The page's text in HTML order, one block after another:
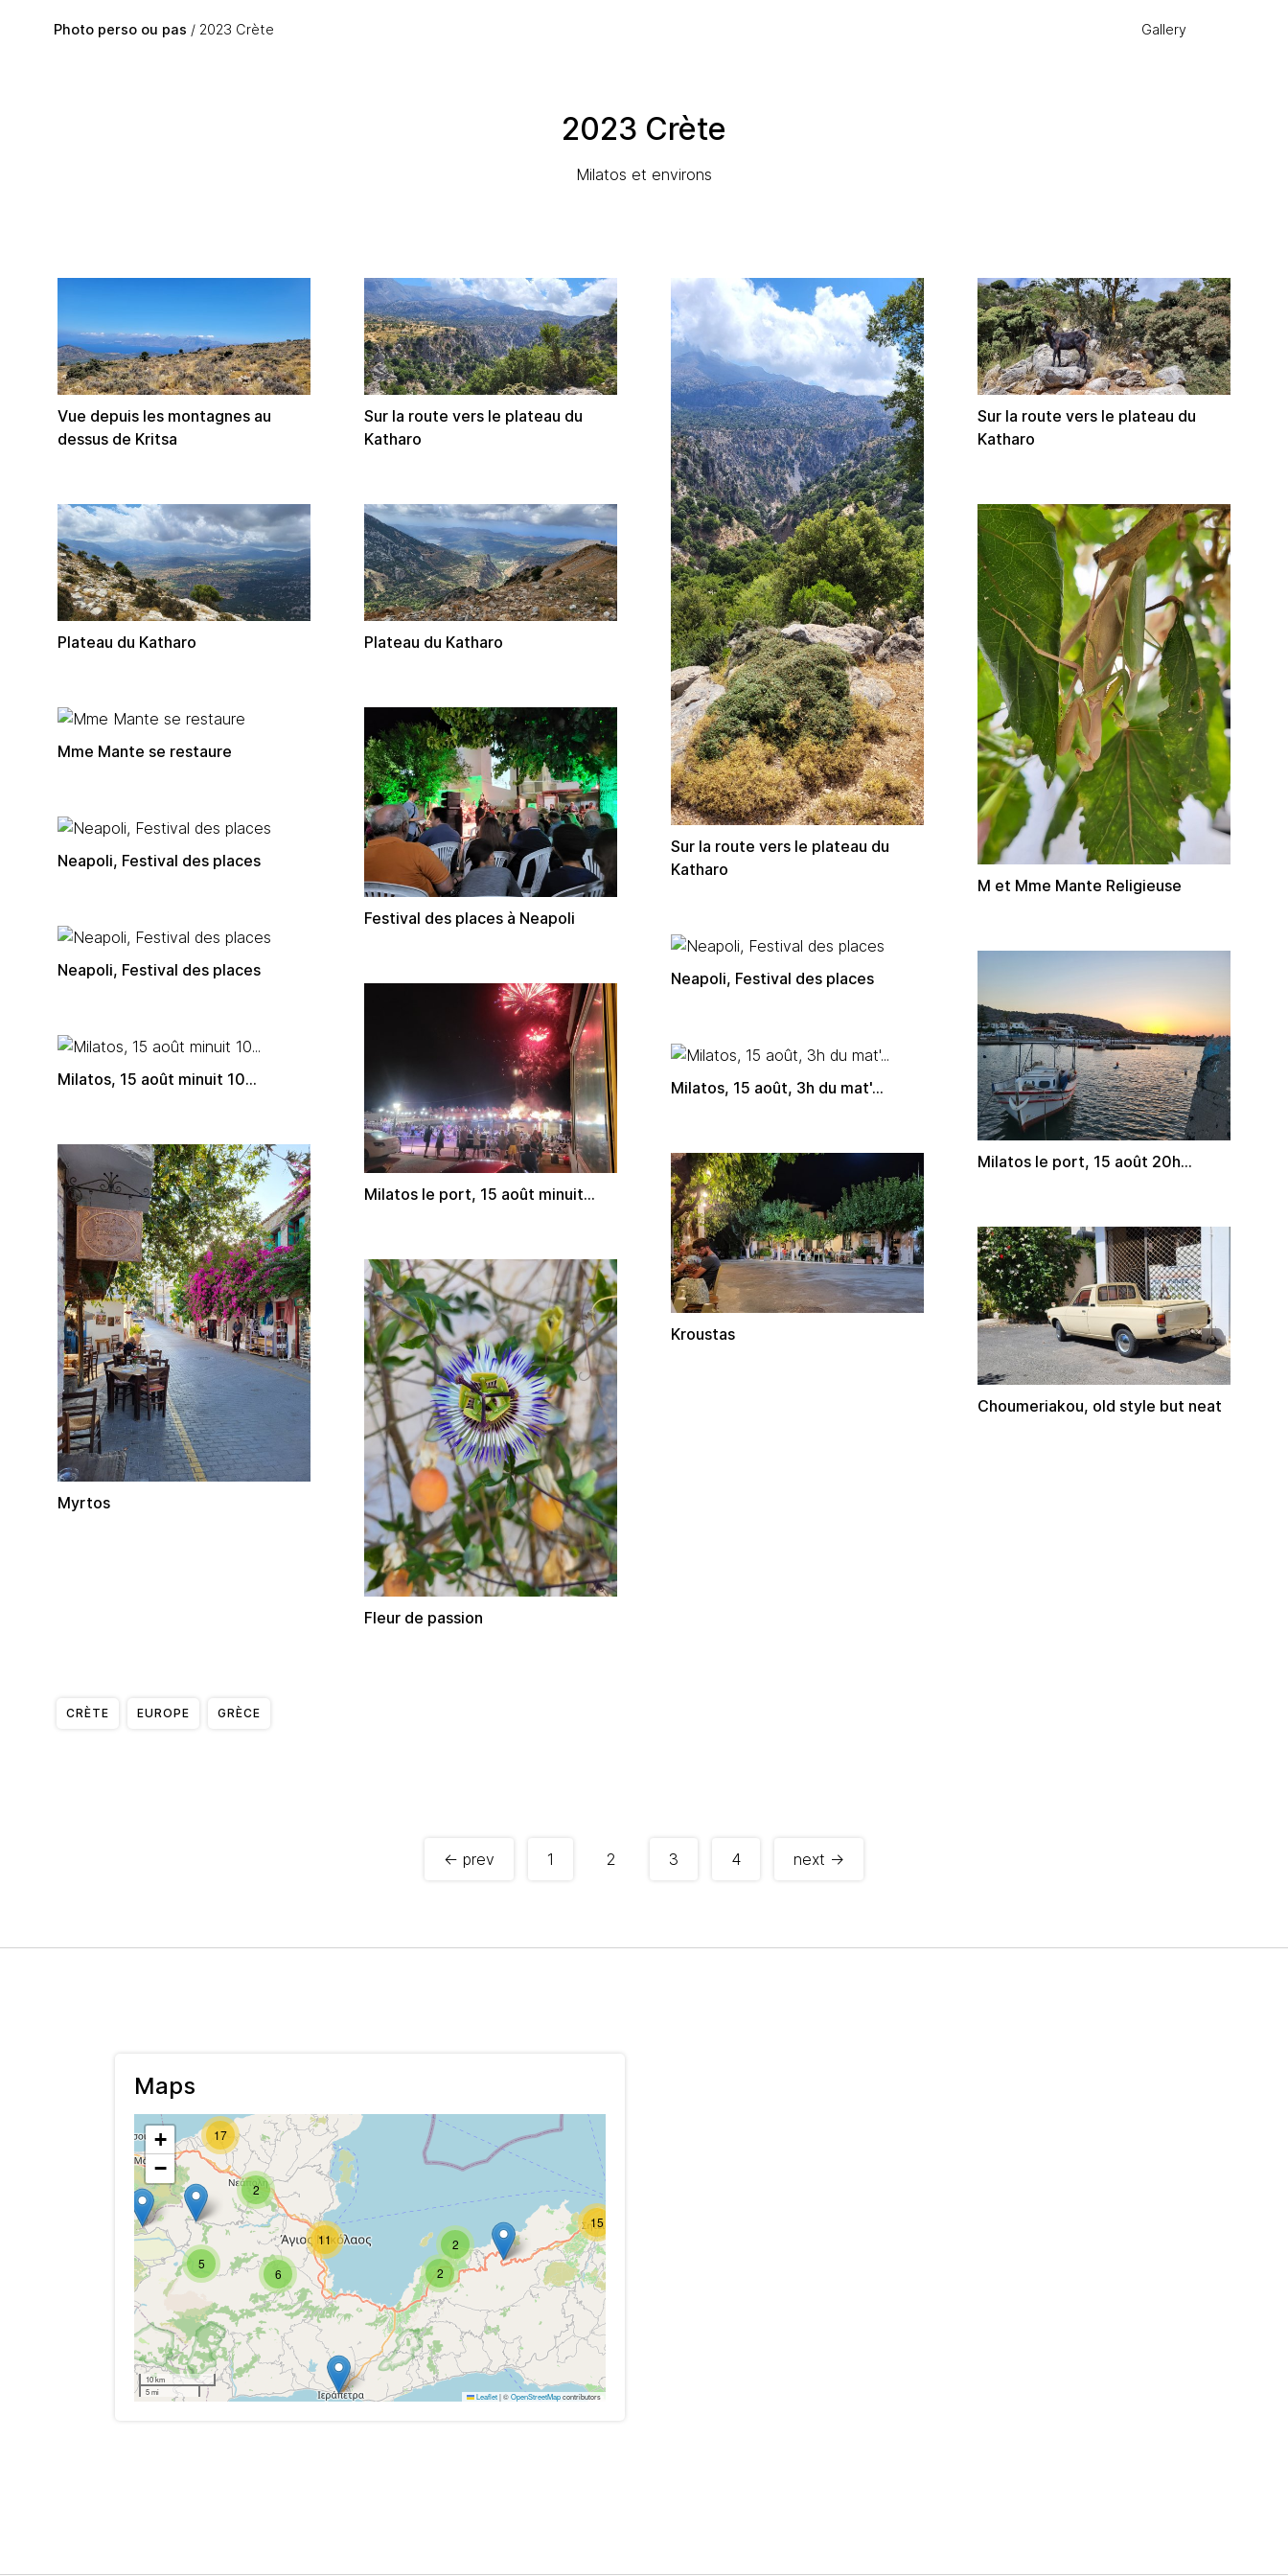
Photo perso ou pas 2023 Crète Gallery
2023 Crète
Milatos et environs
Vue depuis les montagnes au
dessus de Kritsa
Sur la route vers le plateau du
Katharo
Sur la route vers le plateau du
Katharo
Sur la route vers le plateau du
Katharo
Plateau du Katharo Plateau du Katharo
M et Mme Mante Religieuse
Mme Mante se restaure
Festival des places à Neapoli
Neapoli, Festival des places
Neapoli, Festival des places Neapoli, Festival des places
Milatos le port, 15 août 20h...
Milatos le port, 15 août minuit...
Milatos, 15 août minuit 10... Milatos, 15 août, 3h du mat'...
Myrtos
Kroustas
Choumeriakou, old style but neat
Fleur de passion
CRÈTE EUROPE GRÈCE
← prev 1 2 3 4 next →
Maps
15
2
2
5
6
11
2
17
+
−
10 km
5 mi
Leaflet|©OpenStreetMapcontributors